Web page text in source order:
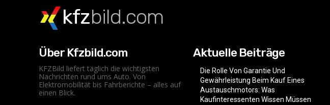
kfzbild.com
Über Kfzbild.com
KFZBild liefert täglich die wichtigsten
Nachrichten rund ums Auto. Von
Elektromobilität bis Fahrberichte – alles auf
einen Blick.
Aktuelle Beiträge
Die Rolle Von Garantie Und
Gewährleistung Beim Kauf Eines
Austauschmotors: Was
Kaufinteressenten Wissen Müssen